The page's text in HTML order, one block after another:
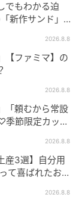
でもわかる迫
新作サンド」に
2026.8.8
【ファミマ】の
2026.8.8
「頼むから常設
節限定カップ
2026.8.8
産3選】自分用
て喜ばれたおす
2026.8.8